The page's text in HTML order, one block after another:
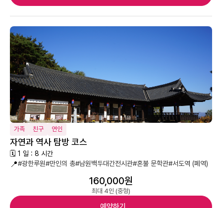
가족 친구 연인
자연과 역사 탐방 코스
🗓 1 일 : 8 시간
📍#광한루원#만인의 총#남원백두대간전시관#혼불 문학관#서도역 (폐역)
160,000원
최대 4인 (중형)